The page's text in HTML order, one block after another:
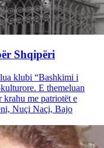
Shqipëri
klubi “Bashkimi i
E themeluan
me patriotët e
Nuçi Naçi, Bajo